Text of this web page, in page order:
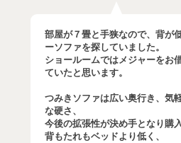
部屋が７畳と手狭なので、背が
ーソファを探していました。
ショールームではメジャーをお
ていたと思います。
つみきソファは広い奥行き、気
な硬さ、
今後の拡張性が決め手となり購
背もたれもベッドより低く、